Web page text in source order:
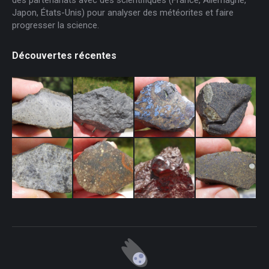
Japon, États-Unis) pour analyser des météorites et faire
progresser la science.
Découvertes récentes